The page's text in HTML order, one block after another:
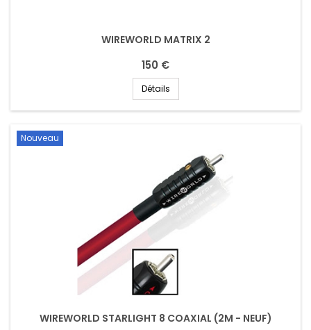
WIREWORLD MATRIX 2
150 €
Détails
Nouveau
WIREWORLD STARLIGHT 8 COAXIAL (2M - NEUF)